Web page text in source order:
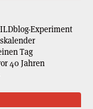
Experiment
Tag
40 Jahren